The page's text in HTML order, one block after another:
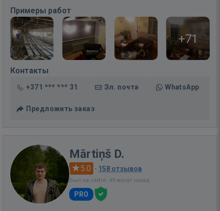
Примеры работ
+71
Контакты
+371 *** *** 31 Эл. почта WhatsApp
Предложить заказ
Mārtiņš D.
5.0 · 158 отзывов
Был на сайте: 49 минут назад
PRO